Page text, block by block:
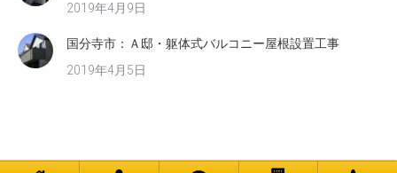
2019年4月9日
国分寺市：Ａ邸・躯体式バルコニー屋根設置工事
2019年4月5日